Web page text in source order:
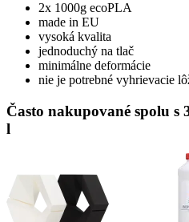
2x 1000g ecoPLA
made in EU
vysoká kvalita
jednoduchý na tlač
minimálne deformácie
nie je potrebné vyhrievacie
Často nakupované spolu
l